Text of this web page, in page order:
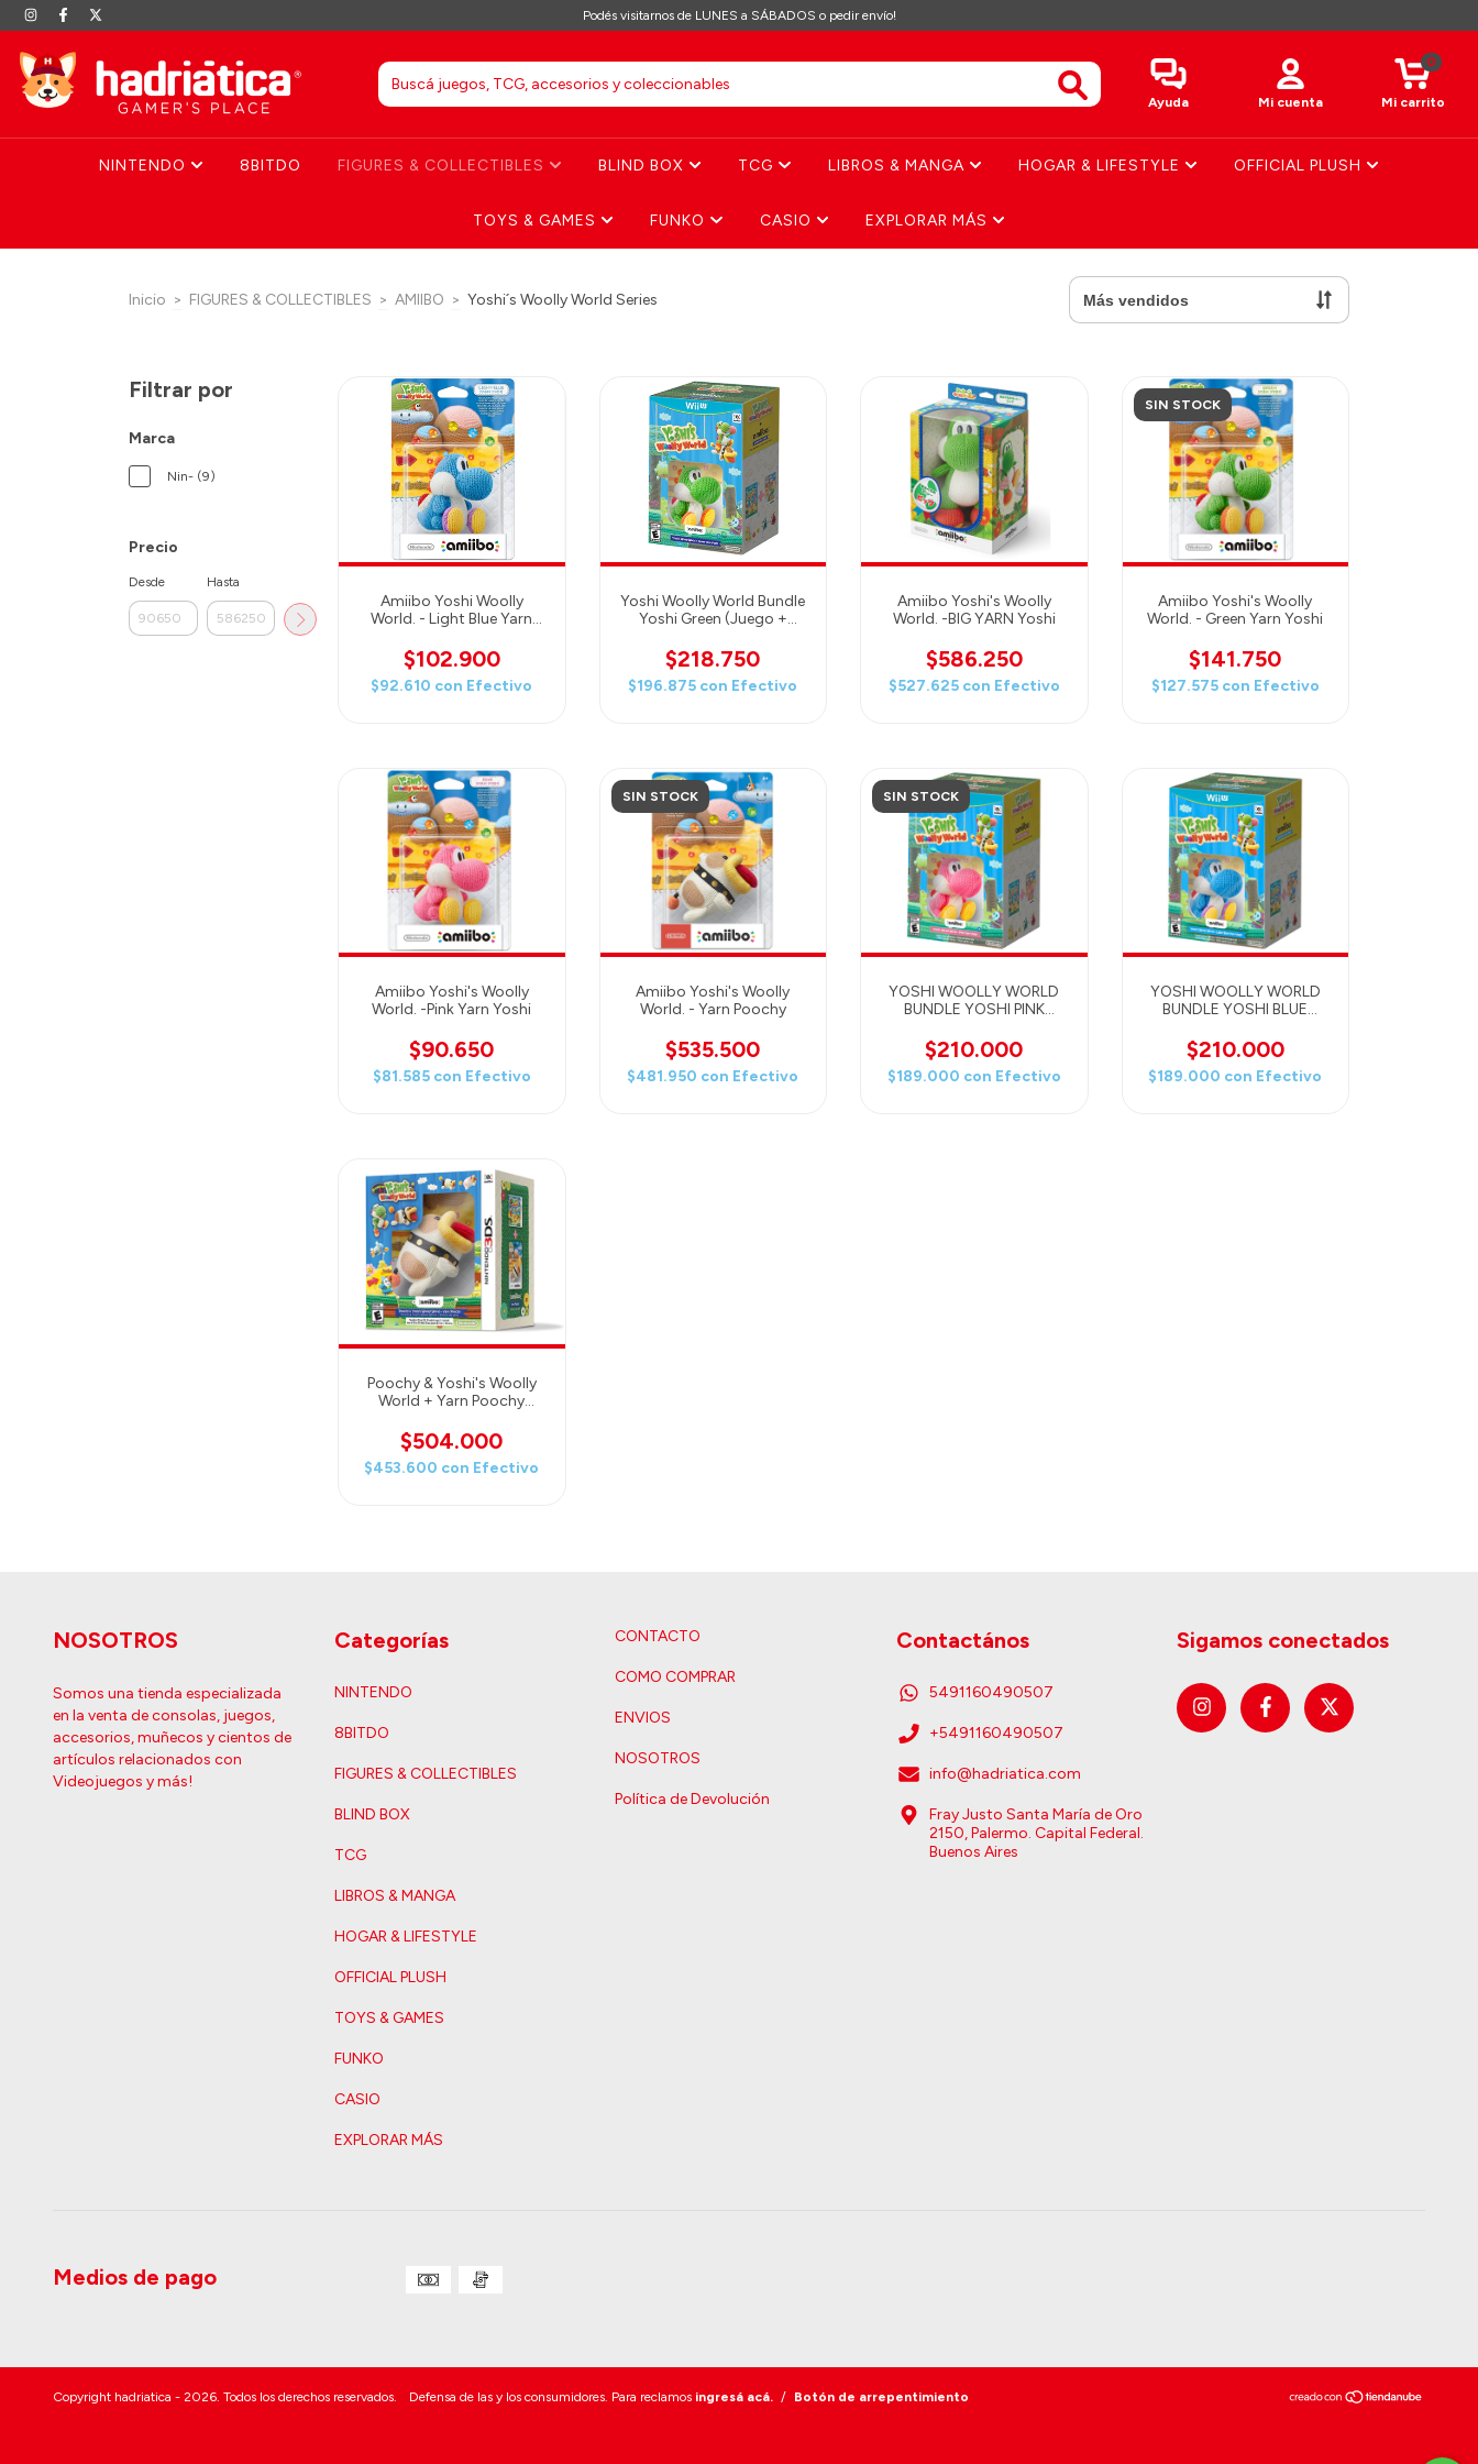
Podés visitarnos de LUNES a SÁBADOS o pedir envío!
Ayuda Mi cuenta Mi carrito
0
NINTENDO 8BITDO FIGURES & COLLECTIBLES BLIND BOX TCG LIBROS & MANGA HOGAR & LIFESTYLE OFFICIAL PLUSH
TOYS & GAMES FUNKO CASIO EXPLORAR MÁS
Inicio > FIGURES & COLLECTIBLES > AMIIBO > Yoshi´s Woolly World Series
Filtrar por
Marca
Nin- (9)
Precio
Desde Hasta
Amiibo Yoshi Woolly
World. - Light Blue Yarn
$102.900
$92.610 con Efectivo
Yoshi Woolly World Bundle
Yoshi Green (Juego +
$218.750
$196.875 con Efectivo
Amiibo Yoshi's Woolly
World. -BIG YARN Yoshi
$586.250
$527.625 con Efectivo
SIN STOCK
Amiibo Yoshi's Woolly
World. - Green Yarn Yoshi
$141.750
$127.575 con Efectivo
Amiibo Yoshi's Woolly
World. -Pink Yarn Yoshi
$90.650
$81.585 con Efectivo
SIN STOCK
Amiibo Yoshi's Woolly
World. - Yarn Poochy
$535.500
$481.950 con Efectivo
SIN STOCK
YOSHI WOOLLY WORLD
BUNDLE YOSHI PINK
PINK)
$210.000
$189.000 con Efectivo
YOSHI WOOLLY WORLD
BUNDLE YOSHI BLUE
BLUE)
$210.000
$189.000 con Efectivo
Poochy & Yoshi's Woolly
World + Yarn Poochy
bundle Edition
$504.000
$453.600 con Efectivo
NOSOTROS
Somos una tienda especializada
en la venta de consolas, juegos,
accesorios, muñecos y cientos de
artículos relacionados con
Videojuegos y más!
Categorías
NINTENDO
8BITDO
FIGURES & COLLECTIBLES
BLIND BOX
TCG
LIBROS & MANGA
HOGAR & LIFESTYLE
OFFICIAL PLUSH
TOYS & GAMES
FUNKO
CASIO
EXPLORAR MÁS
CONTACTO
COMO COMPRAR
ENVIOS
NOSOTROS
Política de Devolución
Contactános
5491160490507
+5491160490507
info@hadriatica.com
Fray Justo Santa María de Oro
2150, Palermo. Capital Federal.
Buenos Aires
Sigamos conectados
Medios de pago
Copyright hadriatica - 2026. Todos los derechos reservados. Defensa de las y los consumidores. Para reclamos ingresá acá. / Botón de arrepentimiento